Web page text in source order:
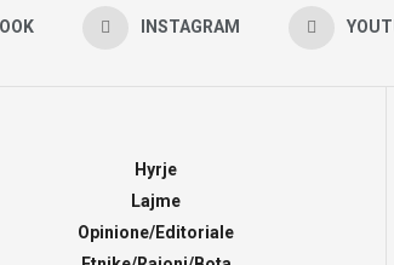
INSTAGRAM
Hyrje
Lajme
Opinione/Editoriale